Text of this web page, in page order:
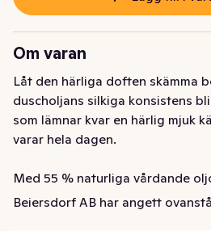
Om varan
Låt den härliga doften skämma
duscholjans silkiga konsistens
som lämnar kvar en härlig mjuk
varar hela dagen.
Med 55 % naturliga vårdande
för torr hud. Skölj noggrant.
Beiersdorf AB har angett